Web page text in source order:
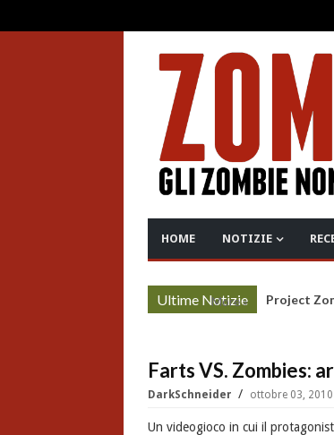
HOME NOTIZIE
Ultime Notizie
More » Project
Farts VS. Zombies:
DarkSchneider ottobre 03, 2010
Un videogioco in cui il